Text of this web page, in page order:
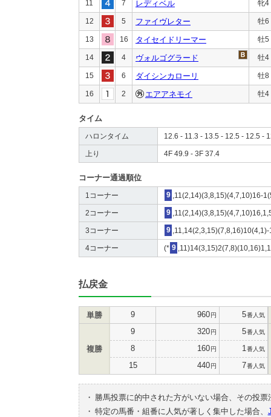
11 7 レディベル 牝4
12 5 ファイヴレター 牡6
13 16 タイセイドリーマー 牡5
14 4 ヴォルゴグラード 牡4
15 6 ダイシンカローリ 牡8
16 2 エアアネモイ 牡4
タイム
ハロンタイム 12.6 - 11.3 - 13.5 - 12.5 - 12.5 -
上り 4F 49.9 - 3F 37.4
コーナー通過順位
1コーナー 9 ,11(2,14)(3,8,15)(4,7,10)16-
2コーナー 9
3コーナー 9
4コーナー (* 9
払戻金
単勝 9 960円 5番人気
複勝
9 320円 5番人気
8 160円 1 番人気
15 440円 7番人気
・
勝馬投票に的中された方がいない場合、その投
・ 特定の馬番・組番に人気が著しく集中した場合、